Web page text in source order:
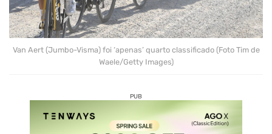
Van Aert (Jumbo-Visma) foi ‘apenas’ quarto classificado (Foto Tim de
Waele/Getty Images)
PUB